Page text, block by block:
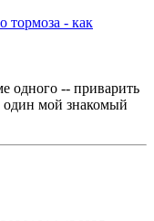
тормоза - как
одного -- приварить
один мой знакомый